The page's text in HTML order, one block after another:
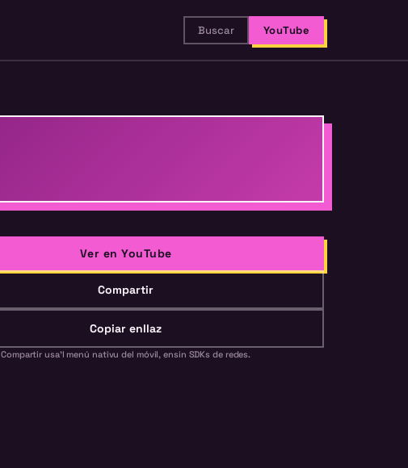
Buscar YouTube
Ver en YouTube
Compartir
Copiar enllaz
Compartir usa'l menú nativu del móvil, ensin SDKs de redes.